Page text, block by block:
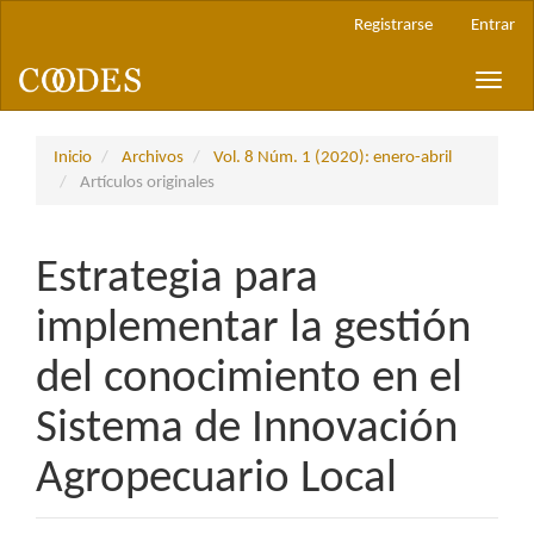
principal
Barra
Registrarse Entrar
Toggle
Inicio Archivos
Vol. 8 Núm. 1 (2020): enero-abril
Artículos originales
Estrategia para
implementar la gestión
del conocimiento en el
Sistema de Innovación
Agropecuario Local